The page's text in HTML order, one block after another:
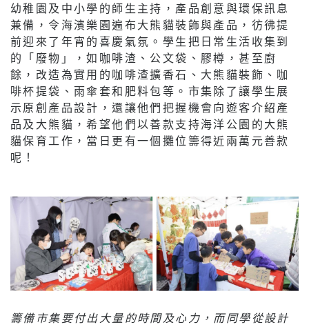
幼稚園及中小學的師生主持，產品創意與環保訊息
兼備，令海濱樂園遍布大熊貓裝飾與產品，彷彿提
前迎來了年宵的喜慶氣氛。學生把日常生活收集到
的「廢物」，如咖啡渣、公文袋、膠樽，甚至廚
餘，改造為實用的咖啡渣擴香石、大熊貓裝飾、咖
啡杯提袋、雨傘套和肥料包等。市集除了讓學生展
示原創產品設計，還讓他們把握機會向遊客介紹產
品及大熊貓，希望他們以善款支持海洋公園的大熊
貓保育工作，當日更有一個攤位籌得近兩萬元善款
呢！
籌備市集要付出大量的時間及心力，而同學從設計